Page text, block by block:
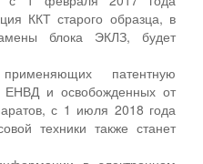
ККТ старого образца, в
блока ЭКЛЗ, будет
патентную
ЕНВД и освобожденных от
с 1 июля 2018 года
техники также станет